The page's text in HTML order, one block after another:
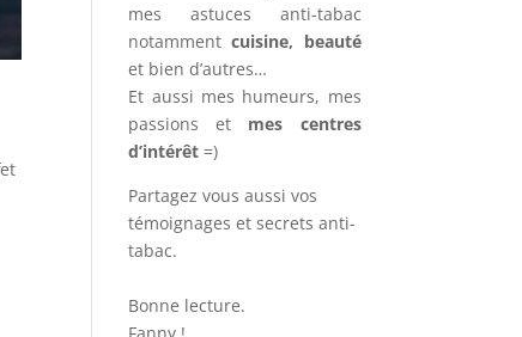
mes astuces anti-tabac
notammentcuisine, beauté
et bien d’autres…
Et aussi mes humeurs, mes
passions et mes centres
d’intérêt =)
Partagez vous aussi vos
témoignages et secrets anti-
tabac.
Bonne lecture.